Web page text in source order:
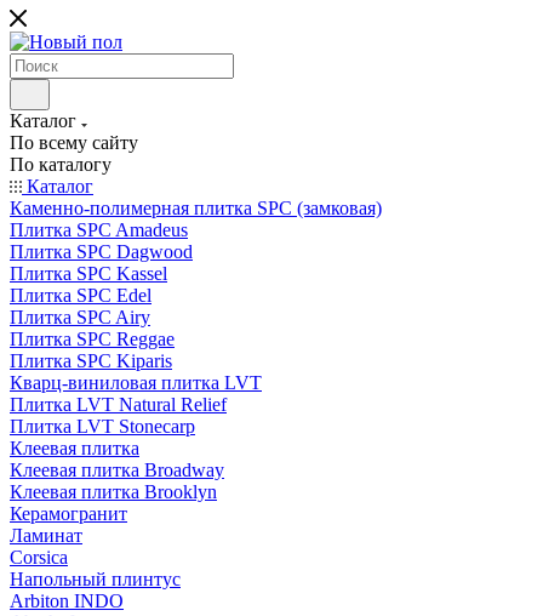
Каталог
По всему сайту
По каталогу
Каталог
Каменно-полимерная плитка SPC (замковая)
Плитка SPC Amadeus
Плитка SPC Dagwood
Плитка SPC Kassel
Плитка SPC Edel
Плитка SPC Airy
Плитка SPC Reggae
Плитка SPC Kiparis
Кварц-виниловая плитка LVT
Плитка LVT Natural Relief
Плитка LVT Stonecarp
Клеевая плитка
Клеевая плитка Broadway
Клеевая плитка Brooklyn
Керамогранит
Ламинат
Corsica
Напольный плинтус
Arbiton INDO